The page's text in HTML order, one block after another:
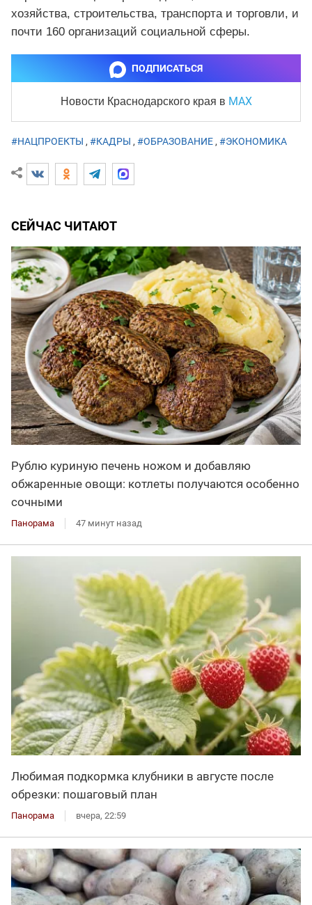
хозяйства, строительства, транспорта и торговли, и
почти 160 организаций социальной сферы.
ПОДПИСАТЬСЯ
Новости Краснодарского края в MAX
#НАЦПРОЕКТЫ , #КАДРЫ , #ОБРАЗОВАНИЕ, #ЭКОНОМИКА
СЕЙЧАС ЧИТАЮТ
Рублю куриную печень ножом и добавляю
обжаренные овощи: котлеты получаются особенно
сочными
Панорама 47 минут назад
Любимая подкормка клубники в августе после
обрезки: пошаговый план
Панорама вчера, 22:59